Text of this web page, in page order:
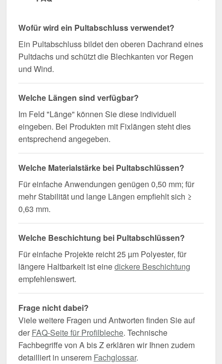
Wofür wird ein Pultabschluss verwendet?
Ein Pultabschluss bildet den oberen Dachrand eines
Pultdachs und schützt die Blechkanten vor Regen
und Wind.
Welche Längen sind verfügbar?
Im Feld "Länge" können Sie diese individuell
eingeben. Bei Produkten mit Fixlängen steht dies
entsprechend angegeben.
Welche Materialstärke bei Pultabschlüssen?
Für einfache Anwendungen genügen 0,50 mm; für
mehr Stabilität und lange Längen empfiehlt sich ≥
0,63 mm.
Welche Beschichtung bei Pultabschlüssen?
Für einfache Projekte reicht 25 µm Polyester, für
längere Haltbarkeit ist einedickere Beschichtung
empfehlenswert.
Frage nicht dabei?
Viele weitere Fragen und Antworten finden Sie auf
der FAQ-Seite für Profilbleche. Technische
Fachbegriffe von A bis Z erklären wir Ihnen zudem
detailliert in unserem Fachglossar.